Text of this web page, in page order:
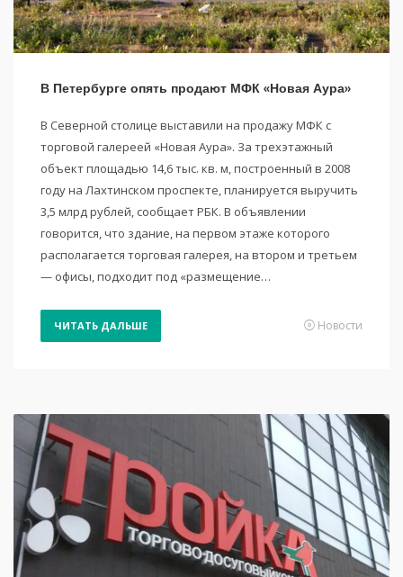
В Петербурге опять продают МФК «Новая Аура»
В Северной столице выставили на продажу МФК с
торговой галереей «Новая Аура». За трехэтажный
объект площадью 14,6 тыс. кв. м, построенный в 2008
году на Лахтинском проспекте, планируется выручить
3,5 млрд рублей, сообщает РБК. В объявлении
говорится, что здание, на первом этаже которого
располагается торговая галерея, на втором и третьем
— офисы, подходит под «размещение…
ЧИТАТЬ ДАЛЬШЕ Новости